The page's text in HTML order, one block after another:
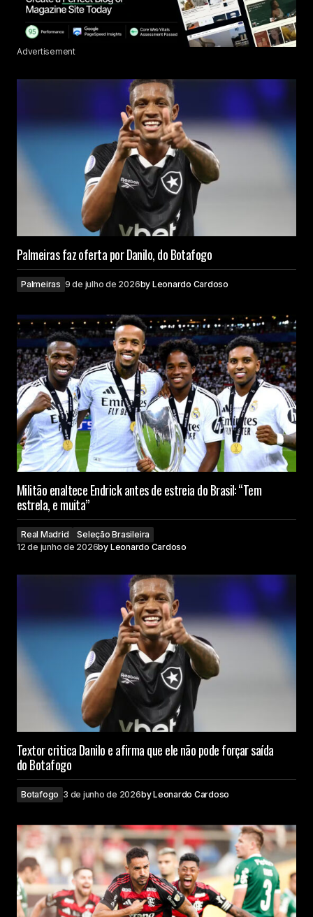
Advertisement
Palmeiras faz oferta por Danilo, do Botafogo
Palmeiras 9 de julho de 2026by Leonardo Cardoso
Militão enaltece Endrick antes de estreia do Brasil: “Tem
estrela, e muita”
Real Madrid
Seleção Brasileira
12 de junho de 2026by Leonardo Cardoso
Textor critica Danilo e afirma que ele não pode forçar saída
do Botafogo
Botafogo 3 de junho de 2026byLeonardo Cardoso